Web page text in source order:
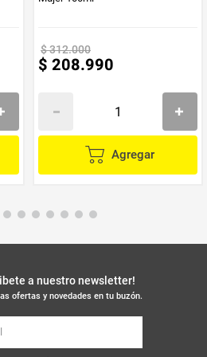
$312.000
$ 208.990
Agregar
a nuestro newsletter!
ofertas y novedades en tu buzón.